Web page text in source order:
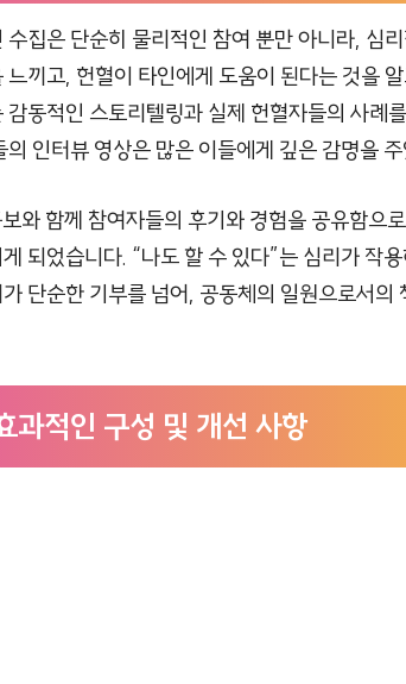
수집은 단순히 물리적인 참여 뿐만 아니라, 심
느끼고, 헌혈이 타인에게 도움이 된다는 것을
동적인 스토리텔링과 실제 헌혈자들의 사례
인터뷰 영상은 많은 이들에게 깊은 감명을
와 함께 참여자들의 후기와 경험을 공유함으
되었습니다. “나도 할 수 있다”는 심리가 작
단순한 기부를 넘어, 공동체의 일원으로서
과적인 구성 및 개선 사항